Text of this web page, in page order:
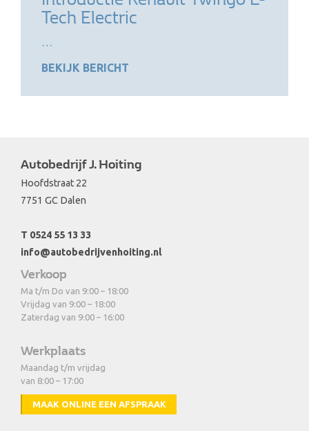
Tech Electric
…
BEKIJK BERICHT
Autobedrijf J. Hoiting
Hoofdstraat 22
7751 GC Dalen
T 0524 55 13 33
info@autobedrijvenhoiting.nl
Verkoop
Ma t/m Do van 9:00 – 18:00
Vrijdag van 9:00 – 18:00
Zaterdag van 9:00 – 16:00
Werkplaats
Maandag t/m vrijdag
van 8:00 – 17:00
MAAK ONLINE EEN AFSPRAAK